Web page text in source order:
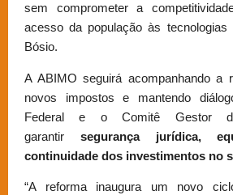
sem comprometer a
acesso da população às tecnologias
Bósio.
A ABIMO seguirá acompanhando a
novos impostos e mantendo
Federal e o Comitê Gestor
garantir segurança jurídica,
continuidade dos investimentos no
“A reforma inaugura um novo